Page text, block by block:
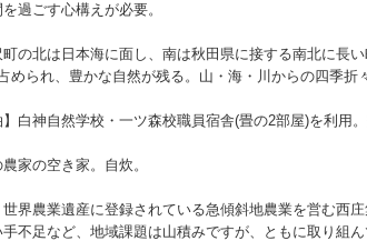
過ごす心構えが必要。
町の北は日本海に面し、南は秋田県に接する南北に長
められ、豊かな自然が残る。山・海・川からの四季折
】白神自然学校・一ツ森校職員宿舎(畳の2部屋)を利用
農家の空き家。自炊。
世界農業遺産に登録されている急傾斜地農業を営む西
不足など、地域課題は山積みですが、ともに取り組